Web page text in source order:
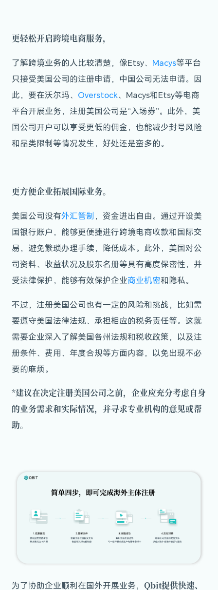
更轻松开启跨境电商服务，
了解跨境业务的人比较清楚，像Etsy、 Macys等平台
只接受美国公司的注册申请，中国公司无法申请。因
此，要在沃尔玛、 Overstock、Macys和Etsy等电商
平台开展业务，注册美国公司是“入场券”。此外，美
国公司开户可以享受更低的佣金，也能减少封号风险
和品类限制等情况发生，好处还是蛮多的。
更方便企业拓展国际业务。
美国公司没有外汇管制 ，资金进出自由。通过开设美
国银行账户，能够更便捷进行跨境电商收款和国际交
易，避免繁琐办理手续，降低成本。此外，美国对公
司资料、收益状况及股东名册等具有高度保密性，并
受法律保护，能够有效保护企业商业机密和隐私。
不过，注册美国公司也有一定的风险和挑战，比如需
要遵守美国法律法规、承担相应的税务责任等。这就
需要企业深入了解美国各州法规和税收政策，以及注
册条件、费用、年度合规等方面内容，以免出现不必
要的麻烦。
*建议在决定注册美国公司之前，企业应充分考虑自身
的业务需求和实际情况，并寻求专业机构的意见或帮
助。
为了协助企业顺利在国外开展业务， Qbit提供快速、